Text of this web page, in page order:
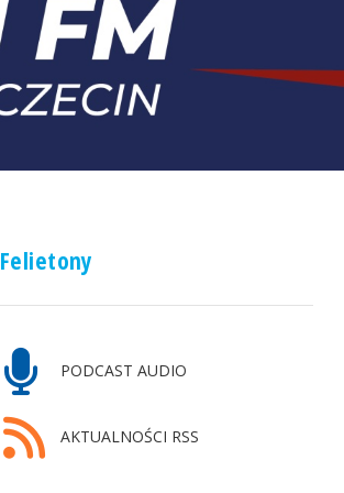
Felietony
PODCAST AUDIO
AKTUALNOŚCI RSS